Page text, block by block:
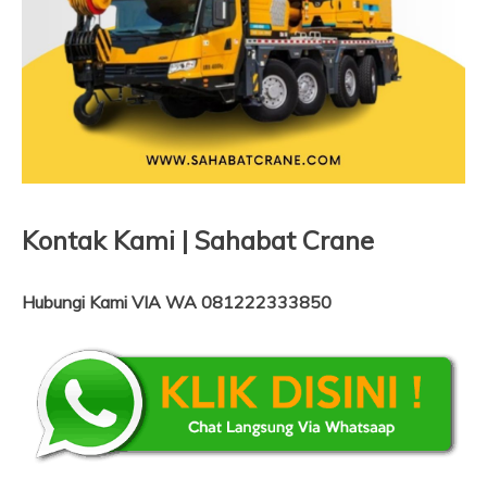
Kontak Kami | Sahabat Crane
Hubungi Kami VIA WA 081222333850